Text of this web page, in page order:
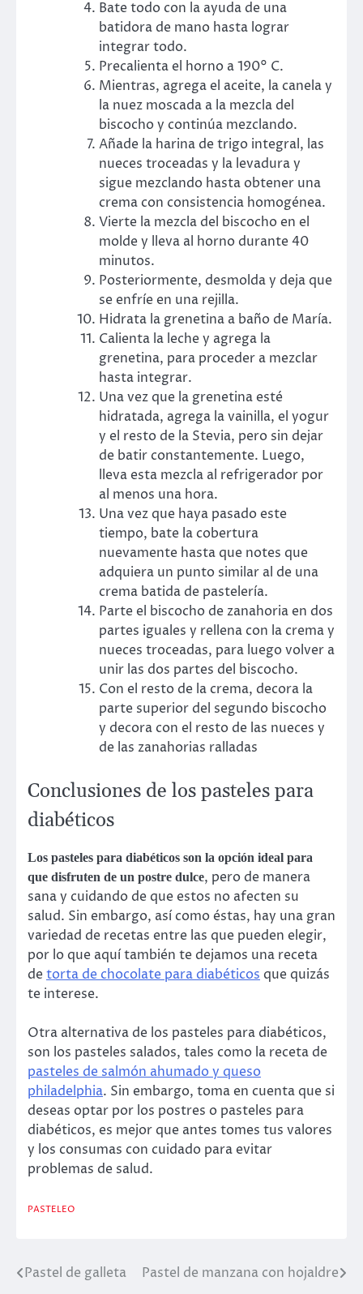
Bate todo con la ayuda de una
batidora de mano hasta lograr
integrar todo.
Precalienta el horno a 190° C.
Mientras, agrega el aceite, la canela y
la nuez moscada a la mezcla del
biscocho y continúa mezclando.
Añade la harina de trigo integral, las
nueces troceadas y la levadura y
sigue mezclando hasta obtener una
crema con consistencia homogénea.
Vierte la mezcla del biscocho en el
molde y lleva al horno durante 40
minutos.
Posteriormente, desmolda y deja que
se enfríe en una rejilla.
Hidrata la grenetina a baño de María.
Calienta la leche y agrega la
grenetina, para proceder a mezclar
hasta integrar.
Una vez que la grenetina esté
hidratada, agrega la vainilla, el yogur
y el resto de la Stevia, pero sin dejar
de batir constantemente. Luego,
lleva esta mezcla al refrigerador por
al menos una hora.
Una vez que haya pasado este
tiempo, bate la cobertura
nuevamente hasta que notes que
adquiera un punto similar al de una
crema batida de pastelería.
Parte el biscocho de zanahoria en dos
partes iguales y rellena con la crema y
nueces troceadas, para luego volver a
unir las dos partes del biscocho.
Con el resto de la crema, decora la
parte superior del segundo biscocho
y decora con el resto de las nueces y
de las zanahorias ralladas
Conclusiones de los pasteles para
diabéticos
Los pasteles para diabéticos son la opción ideal para
que disfruten de un postre dulce, pero de manera
sana y cuidando de que estos no afecten su
salud. Sin embargo, así como éstas, hay una gran
variedad de recetas entre las que pueden elegir,
por lo que aquí también te dejamos una receta
detorta de chocolate para diabéticos que quizás
te interese.
Otra alternativa de los pasteles para diabéticos,
son los pasteles salados, tales como la receta de
pasteles de salmón ahumado y queso
philadelphia. Sin embargo, toma en cuenta que si
deseas optar por los postres o pasteles para
diabéticos, es mejor que antes tomes tus valores
y los consumas con cuidado para evitar
problemas de salud.
PASTELEO
Navegación
Pastel de galleta Pastel de manzana con hojaldre